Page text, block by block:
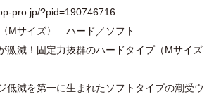
pro.jp/?pid=190746716
Mサイズ〉 ハード／ソフト
激減！固定力抜群のハードタイプ（Mサイズ
低減を第一に生まれたソフトタイプの潮受ウ